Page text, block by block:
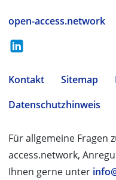
open-access.network
Kontakt Sitemap
Datenschutzhinweis
Für allgemeine Fragen
access.network,
Ihnen gerne unter